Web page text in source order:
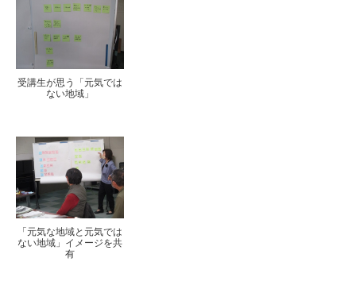
受講生が思う「元気では
ない地域」
「元気な地域と元気では
ない地域」イメージを共
有